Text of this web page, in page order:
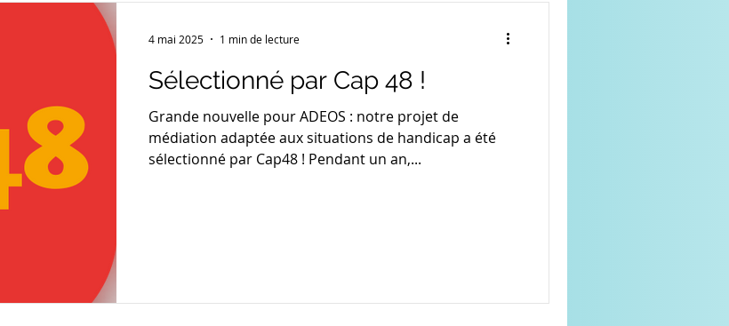
Sélectionné par Cap 48 !
Grande nouvelle pour ADEOS : notre projet de
médiation adaptée aux situations de handicap a été
sélectionné par Cap48 ! Pendant un an,...
4 mai 2025 1 min de lecture